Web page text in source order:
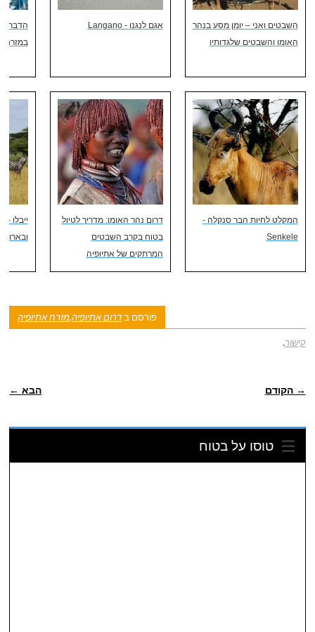
השבטים ואני – יומן מסע בנהר
האומו והשבטים שלגדותיו
אגם לנגנו - Langano
במזרח
המקלט לחיות הבר סנקלה -
Senkele
דרום נהר האומו: מדריך לטיול
בטוח בקרב השבטים
המרתקים של אתיופיה
ייבלו
ובארות
פורסם בדרום אתיופיה,מזרח אתיופיה
קישור.
→ הקודם הבא ←
טוסו על בטוח